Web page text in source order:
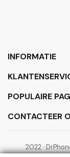
INFORMATIE
POPULAIRE
CONTACTEER
2022 ·